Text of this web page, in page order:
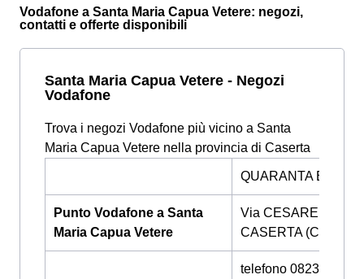
Vodafone a Santa Maria Capua Vetere: negozi,
contatti e offerte disponibili
Santa Maria Capua Vetere - Negozi
Vodafone
Trova i negozi Vodafone più vicino a Santa
Maria Capua Vetere nella provincia di Caserta
QUARANTA ELVIRA
Punto Vodafone a Santa
Maria Capua Vetere
Via CESARE
CASERTA (CE)
telefono 0823/